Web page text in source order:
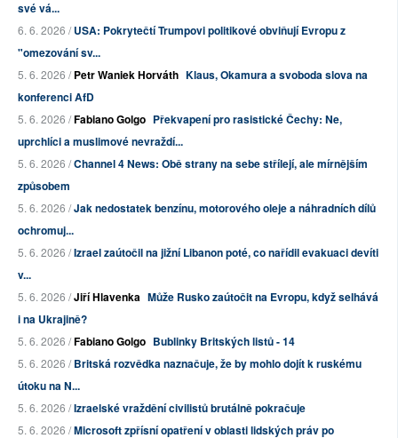
své vá...
6. 6. 2026 /USA: Pokrytečtí Trumpovi politikové obviňují Evropu z
"omezování sv...
5. 6. 2026 /Petr Waniek Horváth Klaus, Okamura a svoboda slova na
konferenci AfD
5. 6. 2026 /Fabiano Golgo Překvapení pro rasistické Čechy: Ne,
uprchlíci a muslimové nevraždí...
5. 6. 2026 /Channel 4 News: Obě strany na sebe střílejí, ale mírnějším
způsobem
5. 6. 2026 /Jak nedostatek benzínu, motorového oleje a náhradních dílů
ochromuj...
5. 6. 2026 /Izrael zaútočil na jižní Libanon poté, co nařídil evakuaci devíti
v...
5. 6. 2026 /Jiří Hlavenka Může Rusko zaútočit na Evropu, když selhává
i na Ukrajině?
5. 6. 2026 /Fabiano Golgo Bublinky Britských listů - 14
5. 6. 2026 /Britská rozvědka naznačuje, že by mohlo dojít k ruskému
útoku na N...
5. 6. 2026 /Izraelské vraždění civilistů brutálně pokračuje
5. 6. 2026 /Microsoft zpřísní opatření v oblasti lidských práv po